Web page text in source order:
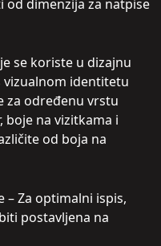
od dimenzija za natpise
se koriste u dizajnu
identitetu
za određenu vrstu
boje na vizitkama i
od boja na
– Za optimalni ispis,
postavljena na